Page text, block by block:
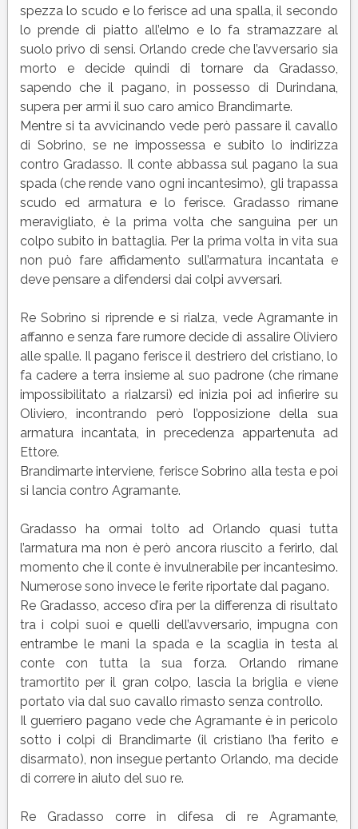
spezza lo scudo e lo ferisce ad una spalla, il secondo
lo prende di piatto all’elmo e lo fa stramazzare al
suolo privo di sensi. Orlando crede che l’avversario sia
morto e decide quindi di tornare da Gradasso,
sapendo che il pagano, in possesso di Durindana,
supera per armi il suo caro amico Brandimarte.
Mentre si ta avvicinando vede però passare il cavallo
di Sobrino, se ne impossessa e subito lo indirizza
contro Gradasso. Il conte abbassa sul pagano la sua
spada (che rende vano ogni incantesimo), gli trapassa
scudo ed armatura e lo ferisce. Gradasso rimane
meravigliato, è la prima volta che sanguina per un
colpo subito in battaglia. Per la prima volta in vita sua
non può fare affidamento sull’armatura incantata e
deve pensare a difendersi dai colpi avversari.
Re Sobrino si riprende e si rialza, vede Agramante in
affanno e senza fare rumore decide di assalire Oliviero
alle spalle. Il pagano ferisce il destriero del cristiano, lo
fa cadere a terra insieme al suo padrone (che rimane
impossibilitato a rialzarsi) ed inizia poi ad infierire su
Oliviero, incontrando però l’opposizione della sua
armatura incantata, in precedenza appartenuta ad
Ettore.
Brandimarte interviene, ferisce Sobrino alla testa e poi
si lancia contro Agramante.
Gradasso ha ormai tolto ad Orlando quasi tutta
l’armatura ma non è però ancora riuscito a ferirlo, dal
momento che il conte è invulnerabile per incantesimo.
Numerose sono invece le ferite riportate dal pagano.
Re Gradasso, acceso d’ira per la differenza di risultato
tra i colpi suoi e quelli dell’avversario, impugna con
entrambe le mani la spada e la scaglia in testa al
conte con tutta la sua forza. Orlando rimane
tramortito per il gran colpo, lascia la briglia e viene
portato via dal suo cavallo rimasto senza controllo.
Il guerriero pagano vede che Agramante è in pericolo
sotto i colpi di Brandimarte (il cristiano l’ha ferito e
disarmato), non insegue pertanto Orlando, ma decide
di correre in aiuto del suo re.
Re Gradasso corre in difesa di re Agramante,